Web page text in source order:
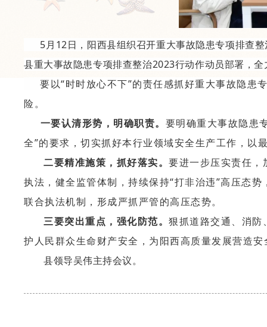
5月12日，阳西县组织召开重大事故隐患专项排查整
县重大事故隐患专项排查整治2023行动作动员部署，
要以“时时放心不下”的责任感抓好重大事故隐
险。
一要认清形势，明确职责。 要明确重大事故隐患
全”的要求，切实抓好本行业领域安全生产工作，以
二要精准施策，抓好落实。 要进一步压实责任，
执法，健全监管体制，持续保持“打非治违”高压态
联合执法机制，形成严抓严管的高压态势。
三要突出重点，强化防范。 狠抓道路交通、消防
护人民群众生命财产安全，为阳西高质量发展营造
县领导吴伟主持会议。